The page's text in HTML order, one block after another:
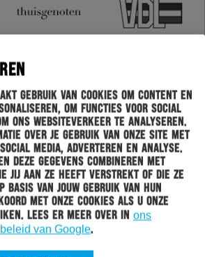
gebruik van cookies om content en
om functies voor social
ons websiteverkeer te analyseren.
over je gebruik van onze site met
media, adverteren en analyse.
deze gegevens combineren met
jij aan ze heeft verstrekt of die ze
basis van jouw gebruik van hun
met onze cookies als u onze
Lees er meer over in ons
van Google.
in voor onze nieuwsbrief